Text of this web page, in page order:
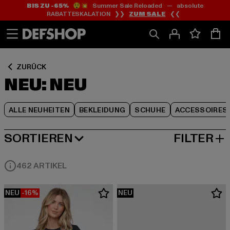
Zum
Inhalt
springen
Zum
Fußzeile
springen
BIS ZU -65%😲💥 Summer Sale Reloaded — absolute
RABATTESKALATION ❯❯ ZUM SALE ❮❮
ZURÜCK
NEU: NEU
ALLE NEUHEITEN BEKLEIDUNG SCHUHE ACCESSOIRES
Zum
Produktraster
springen
SORTIEREN
NEUESTE FILTER
462 ARTIKEL
NEU -16% NEU